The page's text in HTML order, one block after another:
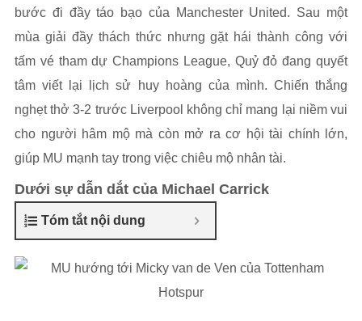
bước đi đầy táo bạo của Manchester United. Sau một
mùa giải đầy thách thức nhưng gặt hái thành công với
tấm vé tham dự Champions League, Quỷ đỏ đang quyết
tâm viết lại lịch sử huy hoàng của mình. Chiến thắng
nghẹt thở 3-2 trước Liverpool không chỉ mang lại niềm vui
cho người hâm mộ mà còn mở ra cơ hội tài chính lớn,
giúp MU mạnh tay trong việc chiêu mộ nhân tài.
Dưới sự dẫn dắt của Michael Carrick
Tóm tắt nội dung